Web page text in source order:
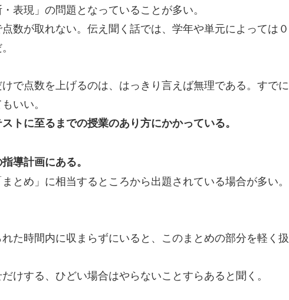
表現」の問題となっていることが多い。
数が取れない。伝え聞く話では、学年や単元によっては０
で点数を上げるのは、はっきり言えば無理である。すでに
いい。
トに至るまでの授業のあり方にかかっている。
導計画にある。
とめ」に相当するところから出題されている場合が多い。
た時間内に収まらずにいると、このまとめの部分を軽く扱
けする、ひどい場合はやらないことすらあると聞く。